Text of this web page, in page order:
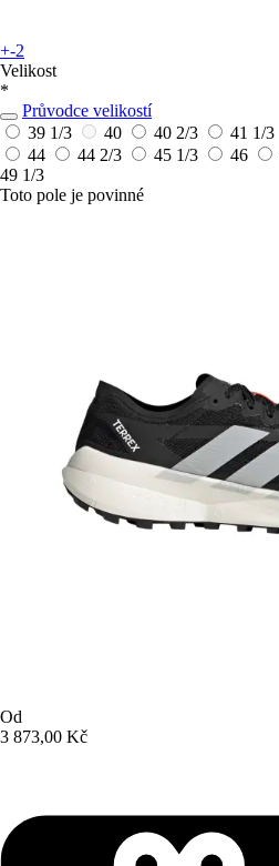
+-2
Velikost
*
Průvodce velikostí
39 1/3
40 40 2/3 41 1/3
44
44 2/3 45 1/3 46
49 1/3
Toto pole je povinné
Od
3 873,00 Kč